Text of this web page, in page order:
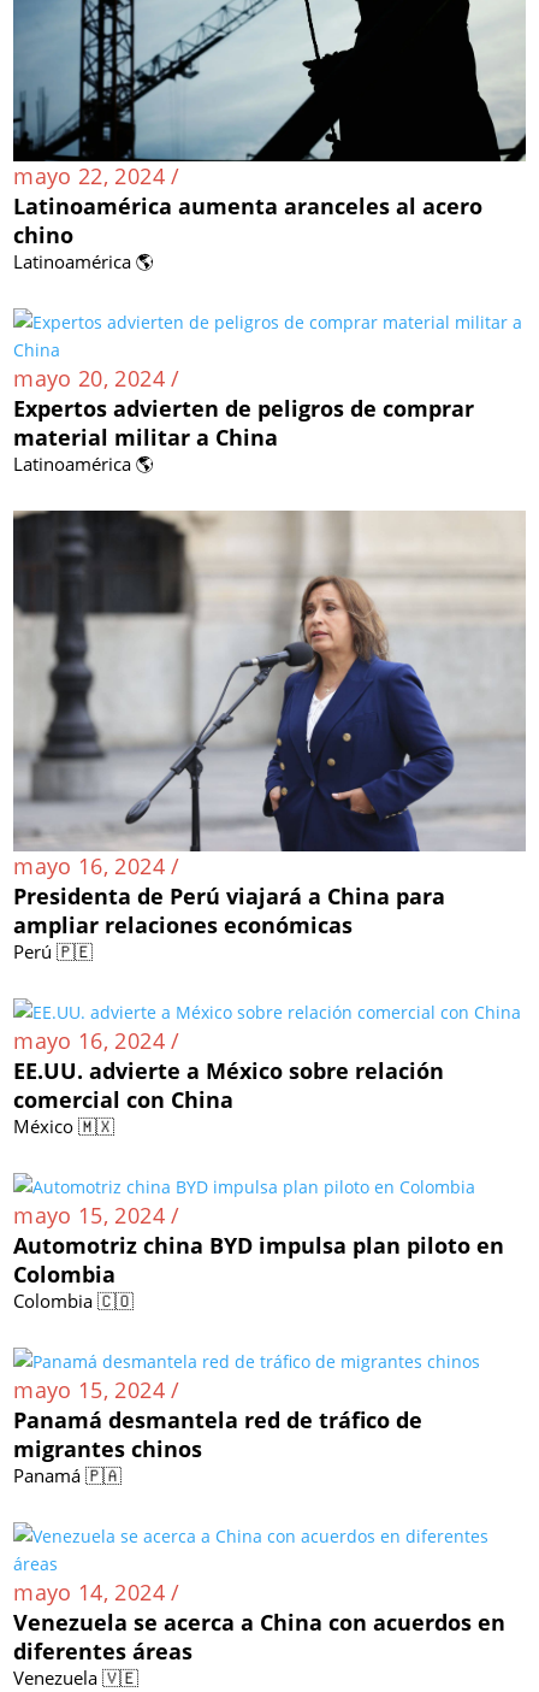
mayo 22, 2024 /
Latinoamérica aumenta aranceles al acero
chino
Latinoamérica 🌎
mayo 20, 2024 /
Expertos advierten de peligros de comprar
material militar a China
Latinoamérica 🌎
mayo 16, 2024 /
Presidenta de Perú viajará a China para
ampliar relaciones económicas
Perú 🇵🇪
mayo 16, 2024 /
EE.UU. advierte a México sobre relación
comercial con China
México 🇲🇽
mayo 15, 2024 /
Automotriz china BYD impulsa plan piloto en
Colombia
Colombia 🇨🇴
mayo 15, 2024 /
Panamá desmantela red de tráfico de
migrantes chinos
Panamá 🇵🇦
mayo 14, 2024 /
Venezuela se acerca a China con acuerdos en
diferentes áreas
Venezuela 🇻🇪